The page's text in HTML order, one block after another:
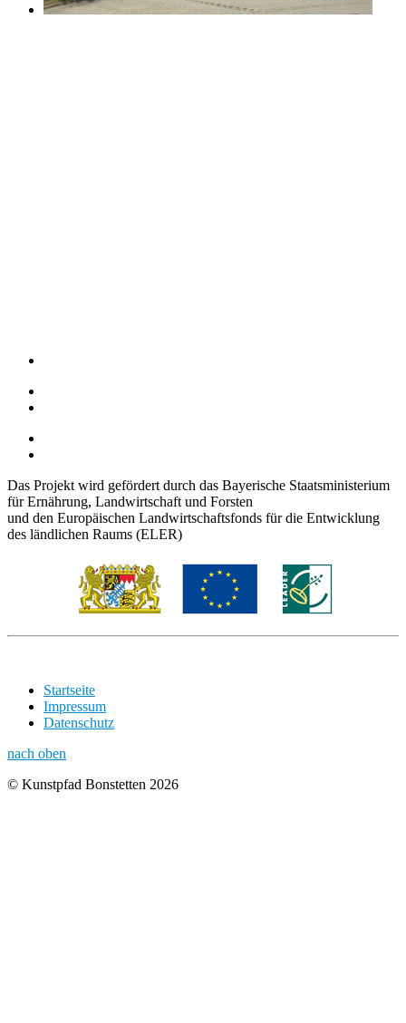
Das Projekt wird gefördert durch das Bayerische Staatsministerium
für Ernährung, Landwirtschaft und Forsten
und den Europäischen Landwirtschaftsfonds für die Entwicklung
des ländlichen Raums (ELER)
Startseite
Impressum
Datenschutz
nach oben
© Kunstpfad Bonstetten 2026